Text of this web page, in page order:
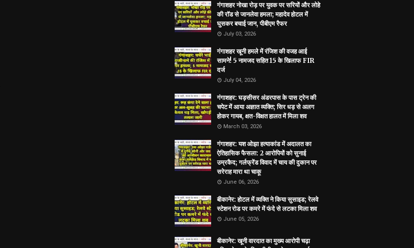
गंगाशहर नोखा रोड़ पर युवक पर सरियों और लोहे
की रॉड से जानलेवा हमला; महादेव होटल में
घुसकर बचाई जान, पीबीएम रैफर
July 03, 2026
गंगाशहर खूनी हमले में रंजिश की वजह आई
सामने! 5 नामजद सहित 15 के खिलाफ FIR
दर्ज
July 04, 2026
गंगाशहर: घड़सीसर अंडरपास के पास ट्रेन की
चपेट में आया अज्ञात व्यक्ति; सिर धड़ से अलग
होकर गायब, क्षत-विक्षत हालत में मिला शव
March 03, 2026
गंगाशहर: यश ओझा हत्याकांड में अदालत का
ऐतिहासिक फैसला: 2 आरोपियों को सुनाई
उम्रकैद; गर्लफ्रेंड विवाद में चाय की दुकान पर
सरेराह मारा था चाकू
June 06, 2026
बीकानेर: होटल में व्यक्ति ने किया सुसाइड; रेलवे
स्टेशन रोड पर कमरे में फंदे से लटका मिला शव
June 05, 2026
बीकानेर: खूनी वारदात का मुख्य आरोपी चढ़ा